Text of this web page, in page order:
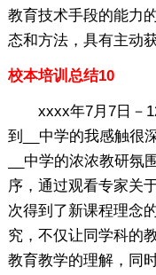
教育技术手段的能力
态和方法，具有主动
校本培训总结10
xxxx年7月7日－12
到__中学的我感触很
__中学的浓浓教研氛
序，通过观看专家关
次得到了新课程理念
究，不仅让同学科的
教育教学的理解，同